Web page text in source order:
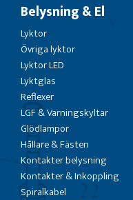
Belysning & El
Lyktor
Övriga lyktor
Lyktor LED
Lyktglas
Reflexer
LGF & Varningskyltar
Glödlampor
Hållare & Fästen
Kontakter belysning
Kontakter & Inkoppling
Spiralkabel